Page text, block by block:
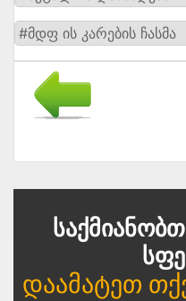
#მდფ ის კარების ჩასმა
Დაამატეთ